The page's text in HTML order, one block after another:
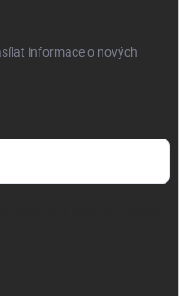
informace o nových